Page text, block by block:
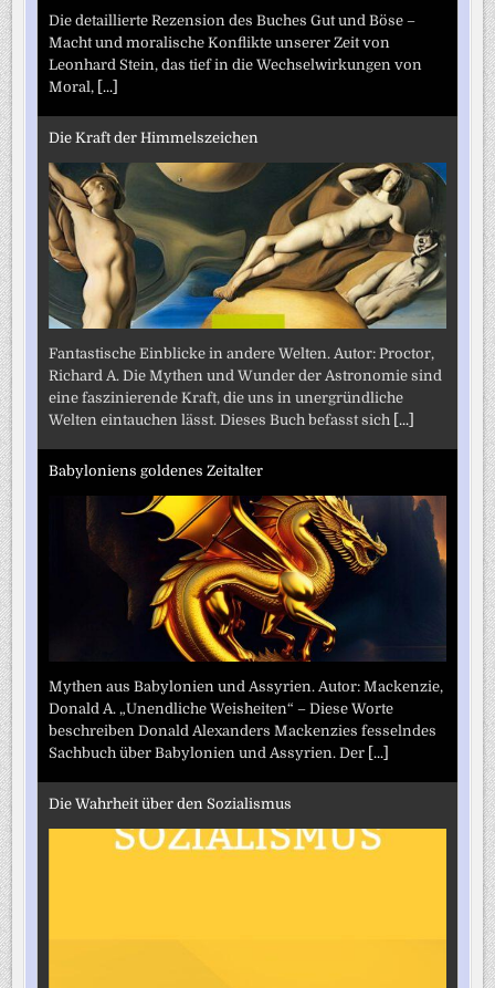
Die detaillierte Rezension des Buches Gut und Böse –
Macht und moralische Konflikte unserer Zeit von
Leonhard Stein, das tief in die Wechselwirkungen von
Moral,
[...]
Die Kraft der Himmelszeichen
Fantastische Einblicke in andere Welten. Autor: Proctor,
Richard A. Die Mythen und Wunder der Astronomie sind
eine faszinierende Kraft, die uns in unergründliche
Welten eintauchen lässt. Dieses Buch befasst sich
[...]
Babyloniens goldenes Zeitalter
Mythen aus Babylonien und Assyrien. Autor: Mackenzie,
Donald A. „Unendliche Weisheiten“ – Diese Worte
beschreiben Donald Alexanders Mackenzies fesselndes
Sachbuch über Babylonien und Assyrien. Der [...]
Die Wahrheit über den Sozialismus